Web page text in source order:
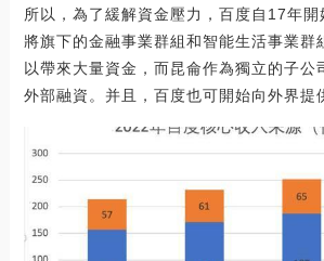
所以，為了緩解資金壓力，百度自17年開
將旗下的金融事業群組和智能生活事業群
以帶來大量資金，而昆侖作為獨立的子公
外部融資。并且，百度也可開始向外界提